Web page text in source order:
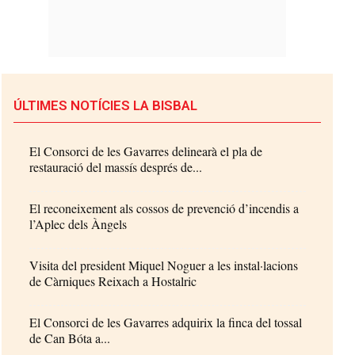
ÚLTIMES NOTÍCIES LA BISBAL
El Consorci de les Gavarres delinearà el pla de
restauració del massís després de...
El reconeixement als cossos de prevenció d’incendis a
l’Aplec dels Àngels
Visita del president Miquel Noguer a les instal·lacions
de Càrniques Reixach a Hostalric
El Consorci de les Gavarres adquirix la finca del tossal
de Can Bóta a...